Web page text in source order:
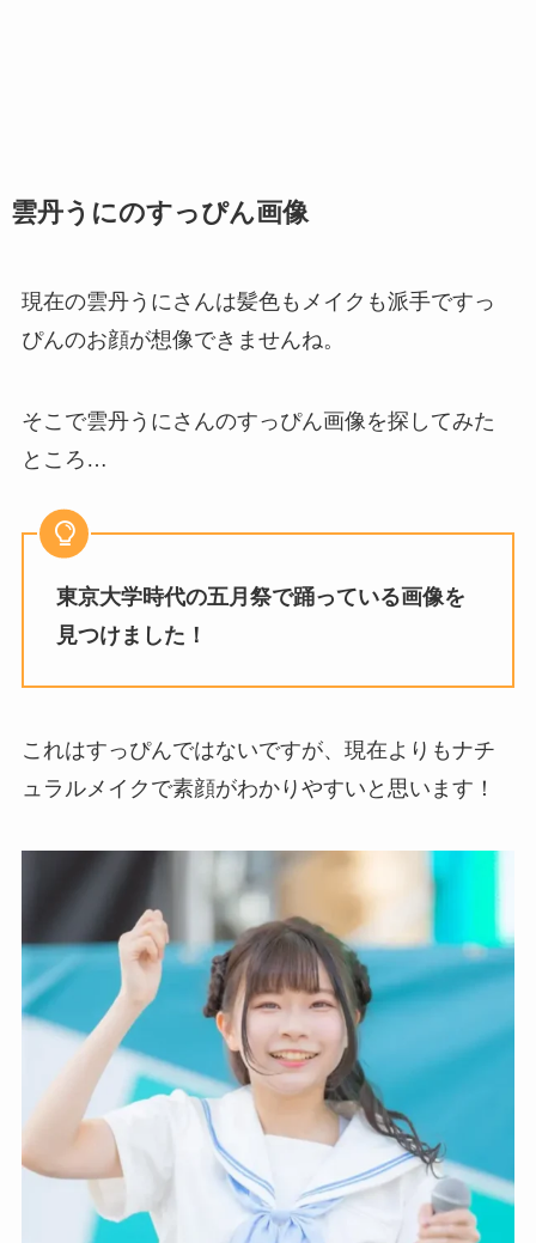
雲丹うにのすっぴん画像
現在の雲丹うにさんは髪色もメイクも派手ですっ
ぴんのお顔が想像できませんね。
そこで雲丹うにさんのすっぴん画像を探してみた
ところ…
東京大学時代の五月祭で踊っている画像を
見つけました！
これはすっぴんではないですが、現在よりもナチ
ュラルメイクで素顔がわかりやすいと思います！